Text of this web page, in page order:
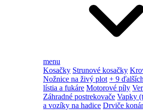
menu
Kosačky Strunové kosačky
Nožnice na živý plot + 9 ďalších
lístia a fukáre Motorové píly
Záhradné postrekovače Vapky
a vozíky na hadice Drviče